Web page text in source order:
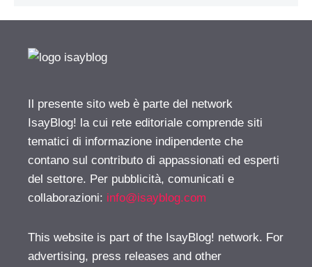
Il presente sito web è parte del network
IsayBlog! la cui rete editoriale comprende siti
tematici di informazione indipendente che
contano sul contributo di appassionati ed esperti
del settore. Per pubblicità, comunicati e
collaborazioni: info@isayblog.com
This website is part of the IsayBlog! network. For
advertising, press releases and other